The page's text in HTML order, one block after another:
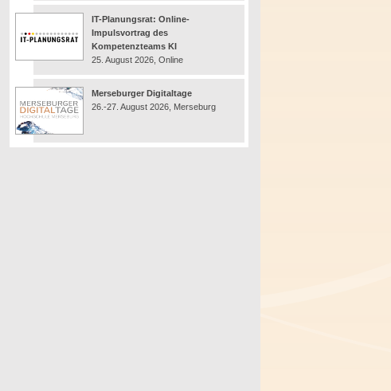
IT-Planungsrat: Online-
Impulsvortrag des
Kompetenzteams KI
25. August 2026, Online
Merseburger Digitaltage
26.-27. August 2026, Merseburg